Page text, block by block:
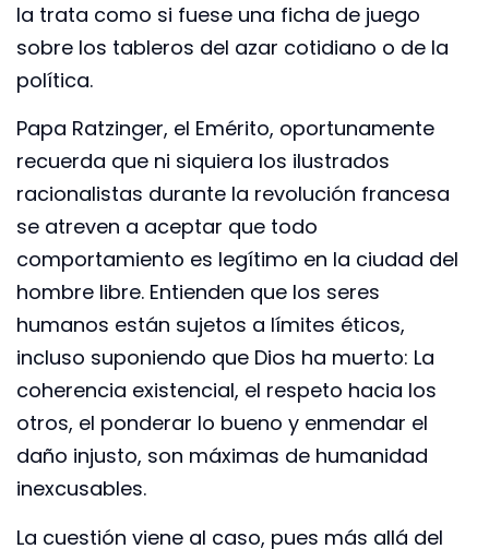
la trata como si fuese una ficha de juego
sobre los tableros del azar cotidiano o de la
política.
Papa Ratzinger, el Emérito, oportunamente
recuerda que ni siquiera los ilustrados
racionalistas durante la revolución francesa
se atreven a aceptar que todo
comportamiento es legítimo en la ciudad del
hombre libre. Entienden que los seres
humanos están sujetos a límites éticos,
incluso suponiendo que Dios ha muerto: La
coherencia existencial, el respeto hacia los
otros, el ponderar lo bueno y enmendar el
daño injusto, son máximas de humanidad
inexcusables.
La cuestión viene al caso, pues más allá del